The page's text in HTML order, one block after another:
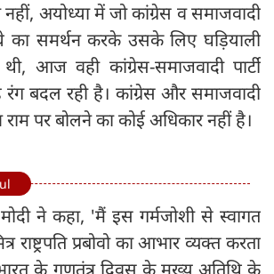
अयोध्या में जो कांग्रेस व समाजवादी
का समर्थन करके उसके लिए घड़ियाली
आज वही कांग्रेस-समाजवादी पार्टी
रंग बदल रही है। कांग्रेस और समाजवादी
राम पर बोलने का कोई अधिकार नहीं है।
मोदी ने कहा, 'मैं इस गर्मजोशी से स्वागत
राष्ट्रपति प्रबोवो का आभार व्यक्त करता